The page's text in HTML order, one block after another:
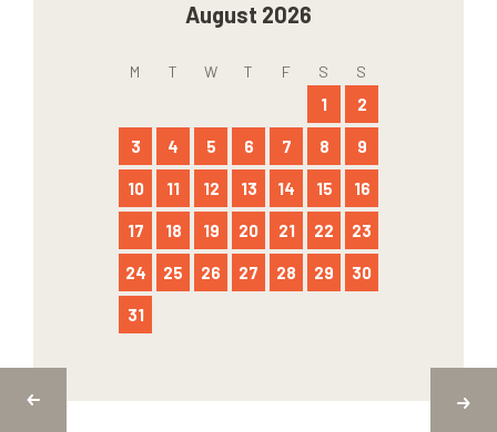
August 2026
M T W T F S S
1 2
3 4 5 6 7 8 9
10 11 12 13 14 15 16
17 18 19 20 21 22 23
24 25 26 27 28 29 30
31